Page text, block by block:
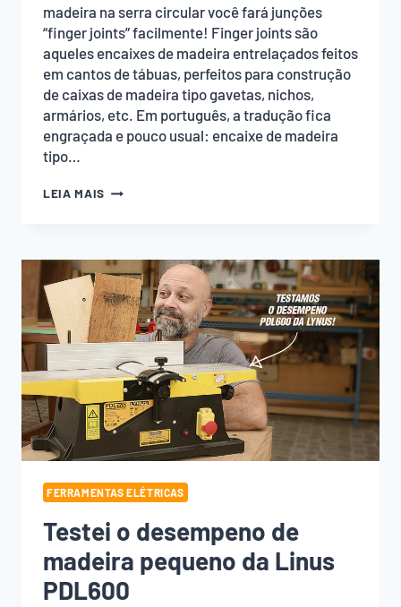
madeira na serra circular você fará junções
“finger joints” facilmente! Finger joints são
aqueles encaixes de madeira entrelaçados feitos
em cantos de tábuas, perfeitos para construção
de caixas de madeira tipo gavetas, nichos,
armários, etc. Em português, a tradução fica
engraçada e pouco usual: encaixe de madeira
tipo…
LEIA MAIS GABARITO
CANTO
DE
MADEIRA
NA
SERRA
CIRCULAR
FERRAMENTAS ELÉTRICAS
Testei o desempeno de
madeira pequeno da Linus
PDL600